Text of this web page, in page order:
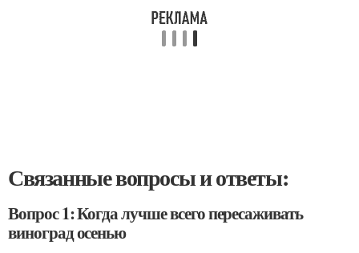
Связанные вопросы и ответы:
Вопрос 1: Когда лучше всего пересаживать
виноград осенью